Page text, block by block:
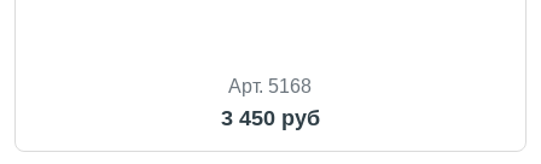
Арт. 5168
3 450 руб